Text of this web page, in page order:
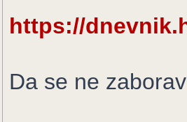
https://
Da se ne